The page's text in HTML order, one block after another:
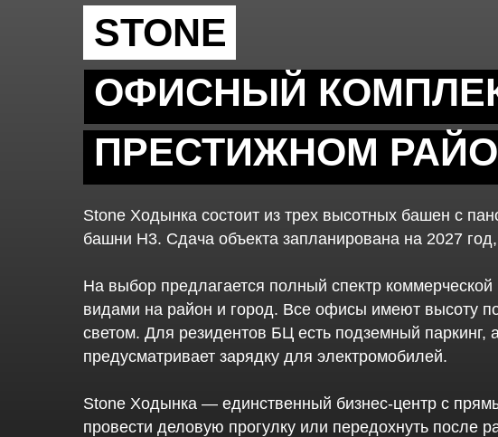
Stone Ходынка состоит из трех высотных башен с
башни H3. Сдача объекта запланирована на 2027
На выбор предлагается полный спектр
видами на район и город. Все офисы имеют высоту
светом. Для резидентов БЦ есть подземный паркинг,
предусматривает зарядку для электромобилей.
Stone Ходынка — единственный бизнес-центр с
провести деловую прогулку или передохнуть после
STONE
ОФИСНЫЙ
ПРЕСТИЖНОМ